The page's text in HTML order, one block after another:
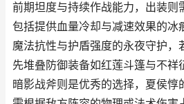
前期坦度与持续作战能力，出装则
包括提供血量冷却与减速效果的冰
魔法抗性与护盾强度的永夜守护，
先堆叠防御装备如红莲斗篷与不祥
暗影战斧则是优秀的选择，夏侯惇